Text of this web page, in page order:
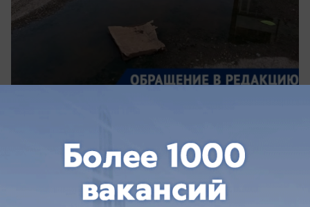
Жители Краснодара впервые могут
получить кешбэк 5% при оплате